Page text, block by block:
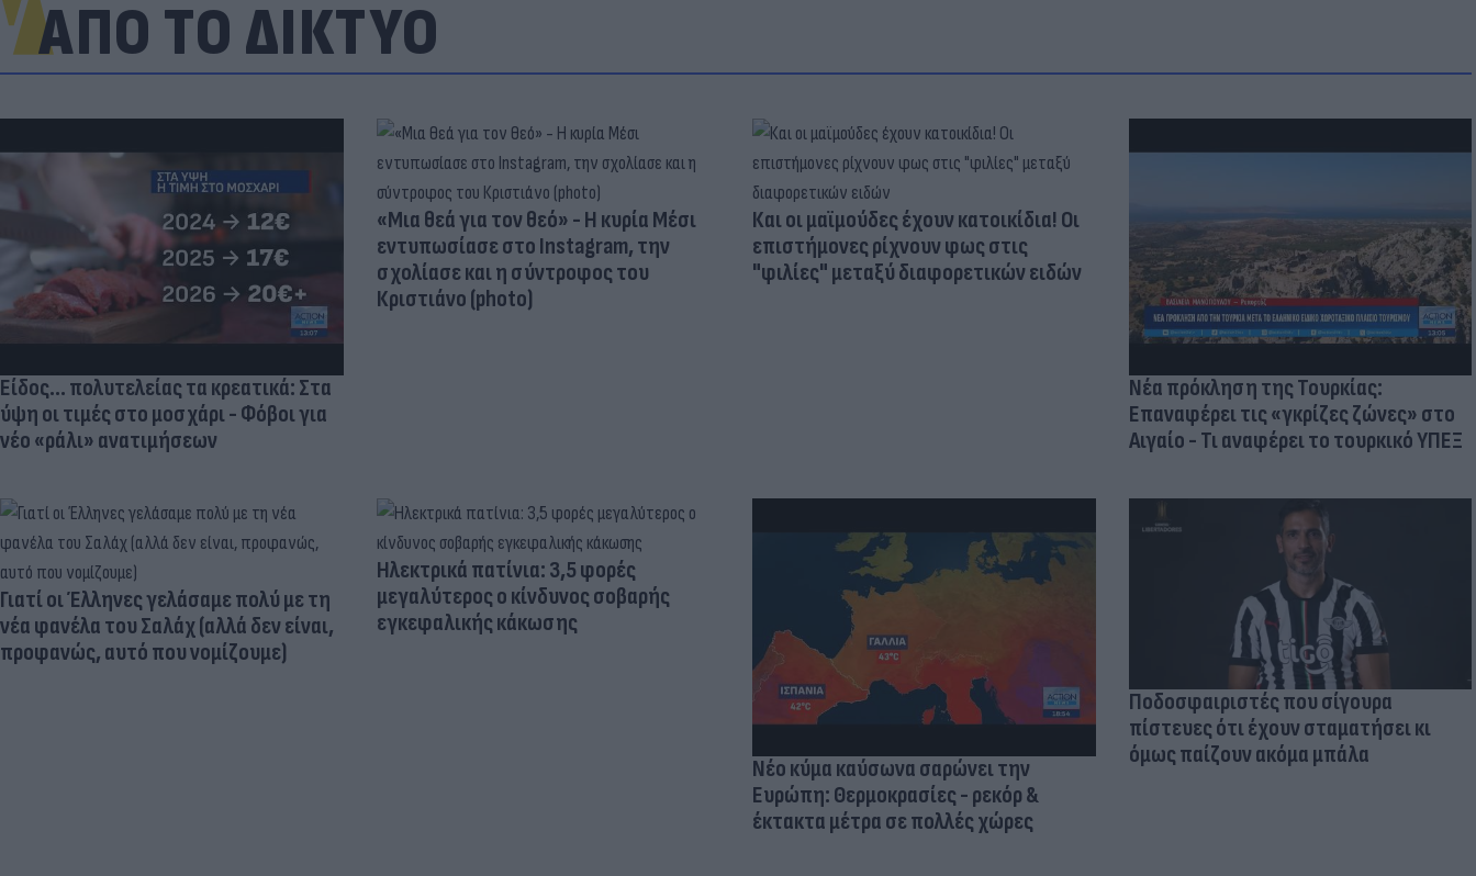
ΑΠΟ ΤΟ ΔΙΚΤΥΟ
Είδος... πολυτελείας τα κρεατικά: Στα
ύψη οι τιμές στο μοσχάρι - Φόβοι για
νέο «ράλι» ανατιμήσεων
«Μια θεά για τον θεό» - Η κυρία Μέσι
εντυπωσίασε στο Instagram, την
σχολίασε και η σύντροφος του
Κριστιάνο (photo)
Και οι μαϊμούδες έχουν κατοικίδια! Οι
επιστήμονες ρίχνουν φως στις
"φιλίες" μεταξύ διαφορετικών ειδών
Νέα πρόκληση της Τουρκίας:
Επαναφέρει τις «γκρίζες ζώνες» στο
Αιγαίο - Τι αναφέρει το τουρκικό ΥΠΕΞ
Γιατί οι Έλληνες γελάσαμε πολύ με τη
νέα φανέλα του Σαλάχ (αλλά δεν είναι,
προφανώς, αυτό που νομίζουμε)
Ηλεκτρικά πατίνια: 3,5 φορές
μεγαλύτερος ο κίνδυνος σοβαρής
εγκεφαλικής κάκωσης
Νέο κύμα καύσωνα σαρώνει την
Ευρώπη: Θερμοκρασίες - ρεκόρ &
έκτακτα μέτρα σε πολλές χώρες
Ποδοσφαιριστές που σίγουρα
πίστευες ότι έχουν σταματήσει κι
όμως παίζουν ακόμα μπάλα